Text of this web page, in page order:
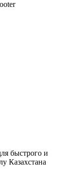
быстрого и
Казахстана